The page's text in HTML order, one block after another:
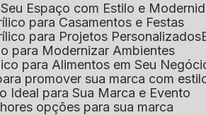
Espaço com Estilo e
para Casamentos e Festas
para Projetos Personalizados
para Modernizar Ambientes
para Alimentos em Seu
promover sua marca com
Ideal para Sua Marca e Evento
opções para sua marca